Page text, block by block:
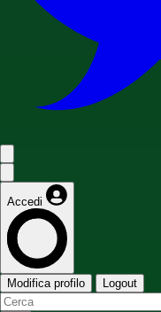
Accedi
Modifica profilo Logout